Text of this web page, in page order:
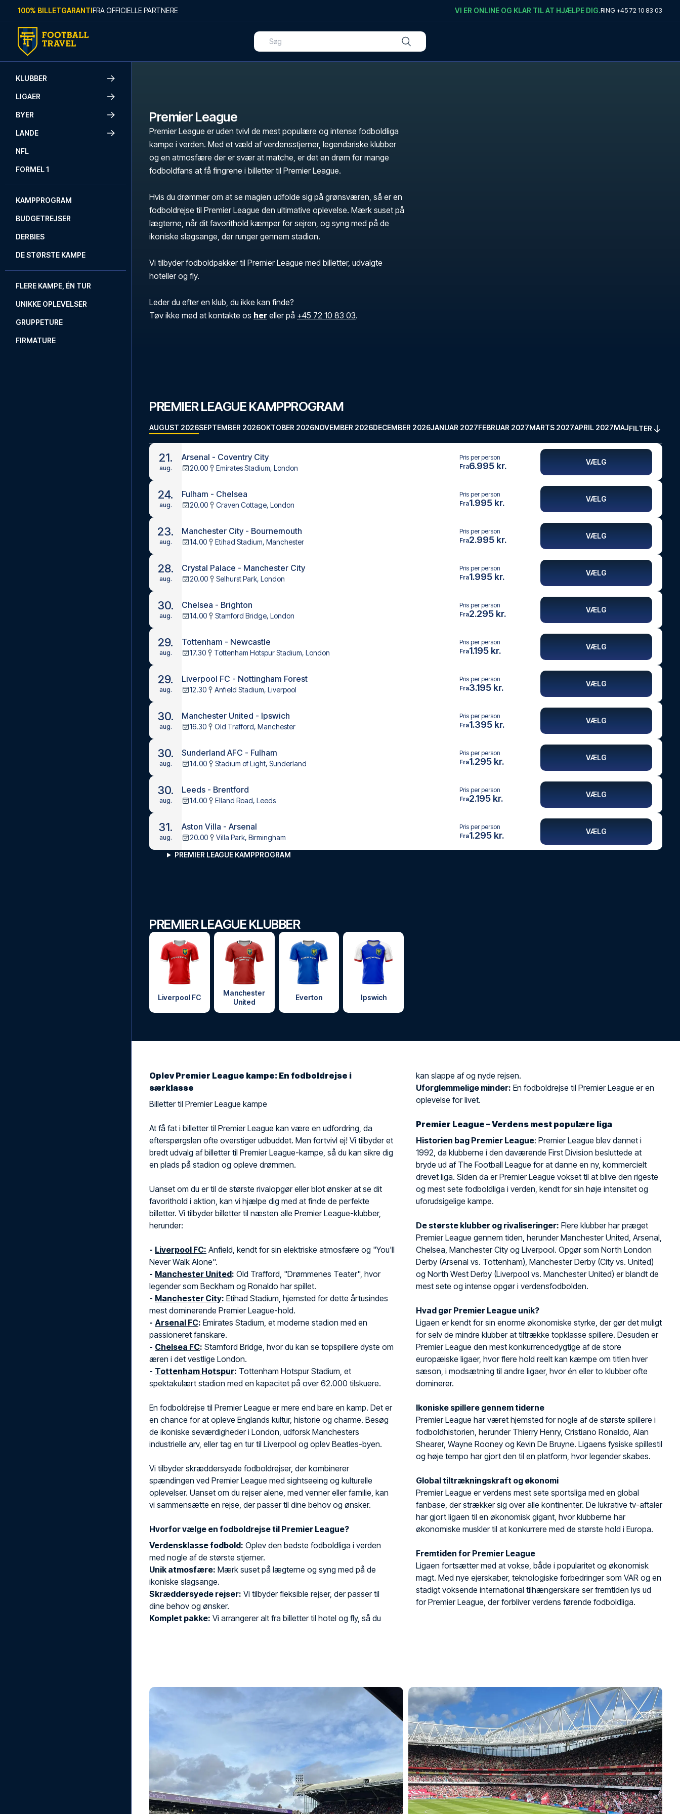
Skip to content
100% BILLETGARANTIFRA OFFICIELLE PARTNERE VI ER ONLINE OG KLAR TIL AT HJÆLPE DIG.RING +45 72 10 83 03
KLUBBER
LIGAER
BYER
LANDE
NFL
FORMEL 1
KAMPPROGRAM
BUDGETREJSER
DERBIES
DE STØRSTE KAMPE
FLERE KAMPE, ÉN TUR
UNIKKE OPLEVELSER
GRUPPETURE
FIRMATURE
Premier League
Premier League er uden tvivl de mest populære og intense fodboldliga
kampe i verden. Med et væld af verdensstjerner, legendariske klubber
og en atmosfære der er svær at matche, er det en drøm for mange
fodboldfans at få fingrene i billetter til Premier League.
Hvis du drømmer om at se magien udfolde sig på grønsværen, så er en
fodboldrejse til Premier League den ultimative oplevelse. Mærk suset på
lægterne, når dit favorithold kæmper for sejren, og syng med på de
ikoniske slagsange, der runger gennem stadion.
Vi tilbyder fodboldpakker til Premier League med billetter, udvalgte
hoteller og fly.
Leder du efter en klub, du ikke kan finde?
Tøv ikke med at kontakte os her eller på +45 72 10 83 03.
PREMIER LEAGUE KAMPPROGRAM
AUGUST 2026SEPTEMBER 2026OKTOBER 2026NOVEMBER 2026DECEMBER 2026JANUAR 2027FEBRUAR 2027MARTS 2027APRIL 2027MAJ 2027
FILTER
21.
aug.
Arsenal - Coventry City
20.00 Emirates Stadium, London
Pris per person
Fra6.995 kr. VÆLG
24.
aug.
Fulham - Chelsea
20.00 Craven Cottage, London
Pris per person
Fra1.995 kr. VÆLG
23.
aug.
Manchester City - Bournemouth
14.00 Etihad Stadium, Manchester
Pris per person
Fra2.995 kr. VÆLG
28.
aug.
Crystal Palace - Manchester City
20.00 Selhurst Park, London
Pris per person
Fra1.995 kr. VÆLG
30.
aug.
Chelsea - Brighton
14.00 Stamford Bridge, London
Pris per person
Fra2.295 kr. VÆLG
29.
aug.
Tottenham - Newcastle
17.30 Tottenham Hotspur Stadium, London
Pris per person
Fra1.195 kr. VÆLG
29.
aug.
Liverpool FC - Nottingham Forest
12.30 Anfield Stadium, Liverpool
Pris per person
Fra3.195 kr. VÆLG
30.
aug.
Manchester United - Ipswich
16.30 Old Trafford, Manchester
Pris per person
Fra1.395 kr. VÆLG
30.
aug.
Sunderland AFC - Fulham
14.00 Stadium of Light, Sunderland
Pris per person
Fra1.295 kr. VÆLG
30.
aug.
Leeds - Brentford
14.00 Elland Road, Leeds
Pris per person
Fra2.195 kr. VÆLG
31.
aug.
Aston Villa - Arsenal
20.00 Villa Park, Birmingham
Pris per person
Fra1.295 kr. VÆLG
PREMIER LEAGUE KAMPPROGRAM
PREMIER LEAGUE KLUBBER
Liverpool FC
Manchester
United
Everton Ipswich
Oplev Premier League kampe: En fodboldrejse i
særklasse
Billetter til Premier League kampe
At få fat i billetter til Premier League kan være en udfordring, da
efterspørgslen ofte overstiger udbuddet. Men fortvivl ej! Vi tilbyder et
bredt udvalg af billetter til Premier League-kampe, så du kan sikre dig
en plads på stadion og opleve drømmen.
Uanset om du er til de største rivalopgør eller blot ønsker at se dit
favorithold i aktion, kan vi hjælpe dig med at finde de perfekte
billetter. Vi tilbyder billetter til næsten alle Premier League-klubber,
herunder:
- Liverpool FC: Anfield, kendt for sin elektriske atmosfære og "You'll
Never Walk Alone".
- Manchester United: Old Trafford, "Drømmenes Teater", hvor
legender som Beckham og Ronaldo har spillet.
- Manchester City: Etihad Stadium, hjemsted for dette årtusindes
mest dominerende Premier League-hold.
- Arsenal FC: Emirates Stadium, et moderne stadion med en
passioneret fanskare.
- Chelsea FC: Stamford Bridge, hvor du kan se topspillere dyste om
æren i det vestlige London.
- Tottenham Hotspur: Tottenham Hotspur Stadium, et
spektakulært stadion med en kapacitet på over 62.000 tilskuere.
En fodboldrejse til Premier League er mere end bare en kamp. Det er
en chance for at opleve Englands kultur, historie og charme. Besøg
de ikoniske seværdigheder i London, udforsk Manchesters
industrielle arv, eller tag en tur til Liverpool og oplev Beatles-byen.
Vi tilbyder skræddersyede fodboldrejser, der kombinerer
spændingen ved Premier League med sightseeing og kulturelle
oplevelser. Uanset om du rejser alene, med venner eller familie, kan
vi sammensætte en rejse, der passer til dine behov og ønsker.
Hvorfor vælge en fodboldrejse til Premier League?
Verdensklasse fodbold: Oplev den bedste fodboldliga i verden
med nogle af de største stjerner.
Unik atmosfære: Mærk suset på lægterne og syng med på de
ikoniske slagsange.
Skræddersyede rejser: Vi tilbyder fleksible rejser, der passer til
dine behov og ønsker.
Komplet pakke: Vi arrangerer alt fra billetter til hotel og fly, så du
kan slappe af og nyde rejsen.
Uforglemmelige minder: En fodboldrejse til Premier League er en
oplevelse for livet.
Premier League – Verdens mest populære liga
Historien bag Premier League: Premier League blev dannet i
1992, da klubberne i den daværende First Division besluttede at
bryde ud af The Football League for at danne en ny, kommercielt
drevet liga. Siden da er Premier League vokset til at blive den rigeste
og mest sete fodboldliga i verden, kendt for sin høje intensitet og
uforudsigelige kampe.
De største klubber og rivaliseringer: Flere klubber har præget
Premier League gennem tiden, herunder Manchester United, Arsenal,
Chelsea, Manchester City og Liverpool. Opgør som North London
Derby (Arsenal vs. Tottenham), Manchester Derby (City vs. United)
og North West Derby (Liverpool vs. Manchester United) er blandt de
mest sete og intense opgør i verdensfodbolden.
Hvad gør Premier League unik?
Ligaen er kendt for sin enorme økonomiske styrke, der gør det muligt
for selv de mindre klubber at tiltrække topklasse spillere. Desuden er
Premier League den mest konkurrencedygtige af de store
europæiske ligaer, hvor flere hold reelt kan kæmpe om titlen hver
sæson, i modsætning til andre ligaer, hvor én eller to klubber ofte
dominerer.
Ikoniske spillere gennem tiderne
Premier League har været hjemsted for nogle af de største spillere i
fodboldhistorien, herunder Thierry Henry, Cristiano Ronaldo, Alan
Shearer, Wayne Rooney og Kevin De Bruyne. Ligaens fysiske spillestil
og høje tempo har gjort den til en platform, hvor legender skabes.
Global tiltrækningskraft og økonomi
Premier League er verdens mest sete sportsliga med en global
fanbase, der strækker sig over alle kontinenter. De lukrative tv-aftaler
har gjort ligaen til en økonomisk gigant, hvor klubberne har
økonomiske muskler til at konkurrere med de største hold i Europa.
Fremtiden for Premier League
Ligaen fortsætter med at vokse, både i popularitet og økonomisk
magt. Med nye ejerskaber, teknologiske forbedringer som VAR og en
stadigt voksende international tilhængerskare ser fremtiden lys ud
for Premier League, der forbliver verdens førende fodboldliga.